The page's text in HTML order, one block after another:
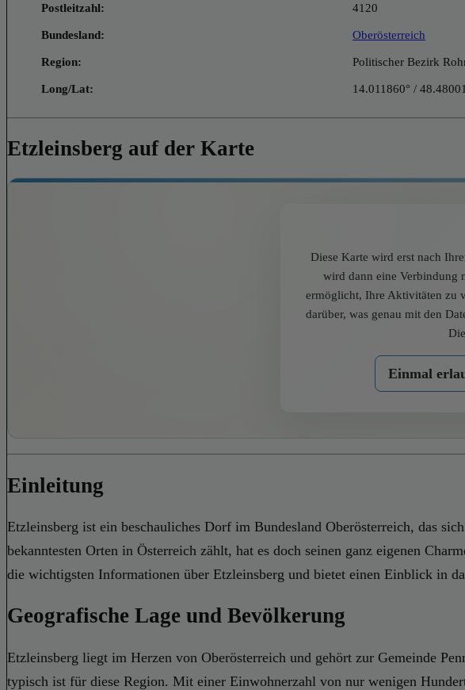
Postleitzahl: 4120
Bundesland: Oberösterreich
Region: Politischer Bezirk
Long/Lat: 14.011860° /
Etzleinsberg auf der Karte
Diese Karte wird erst nach
wird dann eine Verbindung
ermöglicht, Ihre Aktivitäten zu
darüber, was genau mit den
Einmal
Einleitung
Etzleinsberg ist ein beschauliches Dorf im Bundesland Oberösterreich, das
bekanntesten Orten in Österreich zählt, hat es doch seinen ganz eigenen
die wichtigsten Informationen über Etzleinsberg und bietet einen Einblick in
Geografische Lage und Bevölkerung
Etzleinsberg liegt im Herzen von Oberösterreich und gehört zur Gemeinde
typisch ist für diese Region. Mit einer Einwohnerzahl von nur wenigen